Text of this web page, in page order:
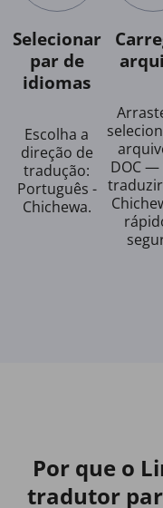
Selecionar
par de
idiomas
Escolha a
direção de
tradução:
Português -
Chichewa.
DOC —
Por que o
tradutor